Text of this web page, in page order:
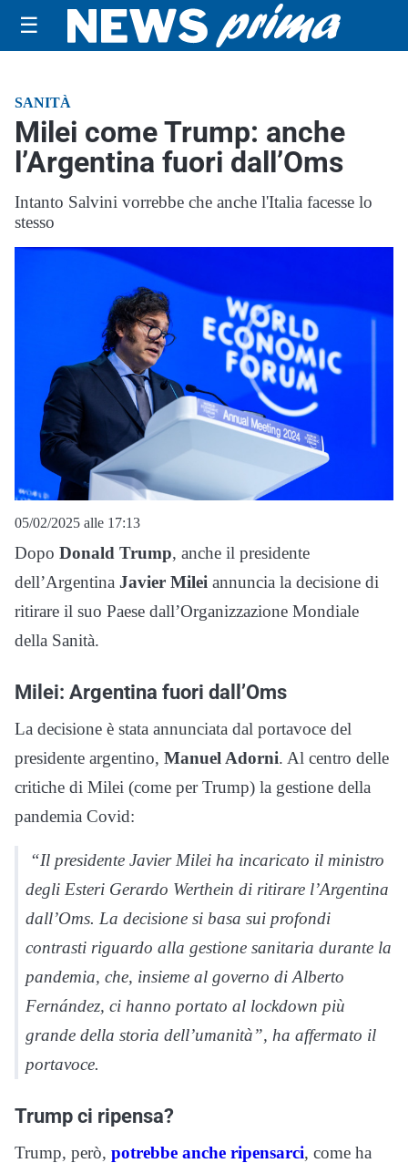
☰
SANITÀ
Milei come Trump: anche
l’Argentina fuori dall’Oms
Intanto Salvini vorrebbe che anche l'Italia facesse lo
stesso
05/02/2025 alle 17:13
Dopo Donald Trump, anche il presidente
dell’Argentina Javier Milei annuncia la decisione di
ritirare il suo Paese dall’Organizzazione Mondiale
della Sanità.
Milei: Argentina fuori dall’Oms
La decisione è stata annunciata dal portavoce del
presidente argentino, Manuel Adorni. Al centro delle
critiche di Milei (come per Trump) la gestione della
pandemia Covid:
“Il presidente Javier Milei ha incaricato il ministro
degli Esteri Gerardo Werthein di ritirare l’Argentina
dall’Oms. La decisione si basa sui profondi
contrasti riguardo alla gestione sanitaria durante la
pandemia, che, insieme al governo di Alberto
Fernández, ci hanno portato al lockdown più
grande della storia dell’umanità”, ha affermato il
portavoce.
Trump ci ripensa?
Trump, però, potrebbe anche ripensarci, come ha